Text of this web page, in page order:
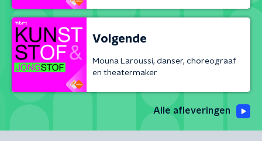
Volgende
Mouna Laroussi, danser, choreograaf
en theatermaker
Alle afleveringen